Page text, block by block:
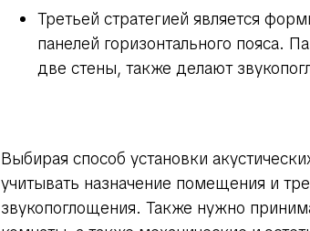
Третьей стратегией является
панелей горизонтального пояса.
две стены, также делают
Выбирая способ установки
учитывать назначение помещения и
звукопоглощения. Также нужно